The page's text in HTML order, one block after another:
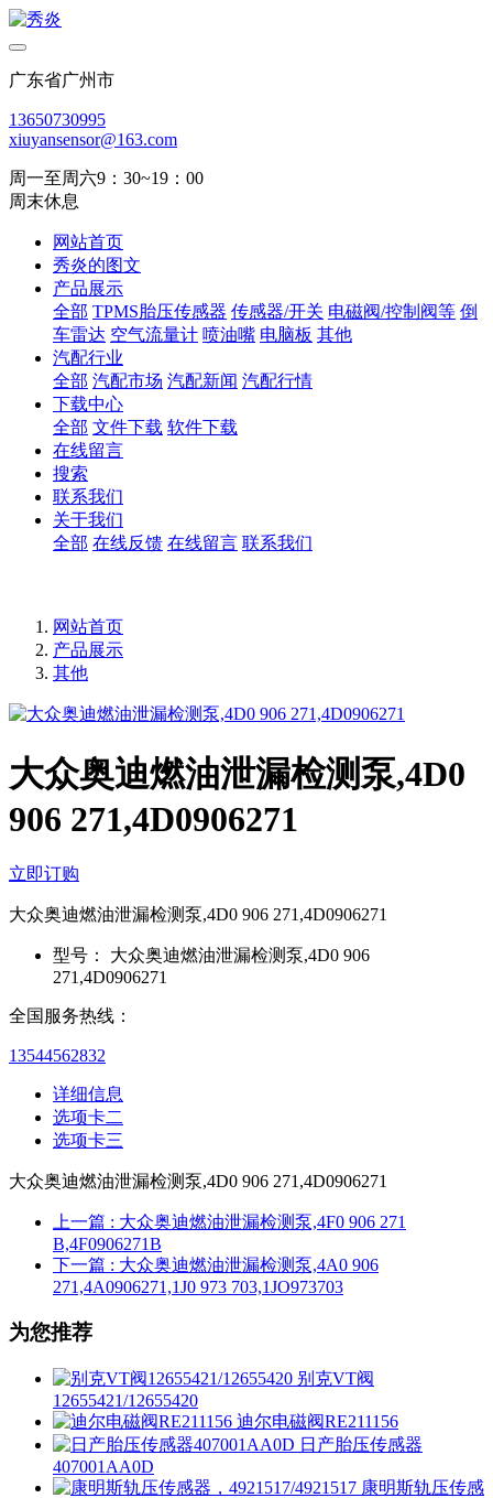
广东省广州市
13650730995
xiuyansensor@163.com
周一至周六9：30~19：00
周末休息
网站首页
秀炎的图文
产品展示
全部 TPMS胎压传感器 传感器/开关 电磁阀/控制阀等 倒
车雷达 空气流量计 喷油嘴 电脑板 其他
汽配行业
全部 汽配市场 汽配新闻 汽配行情
下载中心
全部 文件下载 软件下载
在线留言
搜索
联系我们
关于我们
全部 在线反馈 在线留言 联系我们
网站首页
产品展示
其他
大众奥迪燃油泄漏检测泵,4D0
906 271,4D0906271
立即订购
大众奥迪燃油泄漏检测泵,4D0 906 271,4D0906271
型号：
大众奥迪燃油泄漏检测泵,4D0 906
271,4D0906271
全国服务热线：
13544562832
详细信息
选项卡二
选项卡三
大众奥迪燃油泄漏检测泵,4D0 906 271,4D0906271
上一篇 : 大众奥迪燃油泄漏检测泵,4F0 906 271
B,4F0906271B
下一篇 : 大众奥迪燃油泄漏检测泵,4A0 906
271,4A0906271,1J0 973 703,1JO973703
为您推荐
别克VT阀
12655421/12655420
迪尔电磁阀RE211156
日产胎压传感器
407001AA0D
康明斯轨压传感